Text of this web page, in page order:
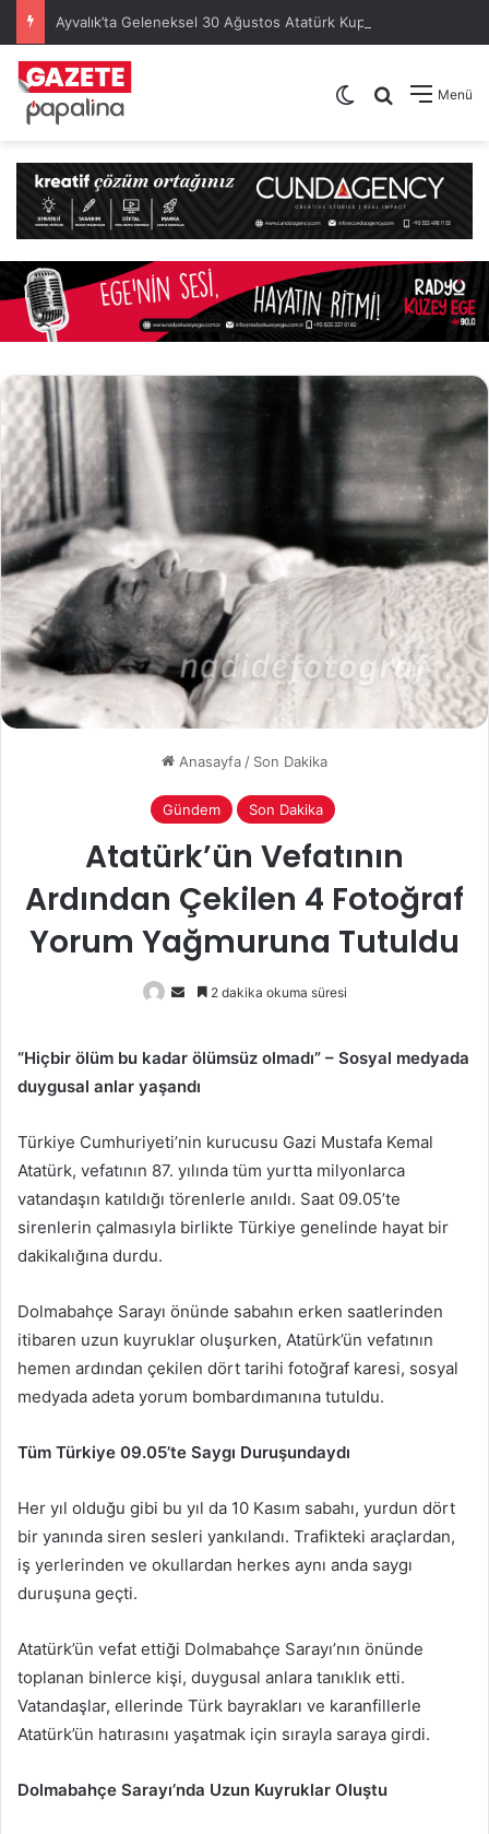
Menü
Arama yap
Dış görünümü
Anasayfa/ Son Dakika
Gündem Son Dakika
Atatürk’ün Vefatının
Ardından Çekilen 4 Fotoğraf
Yorum Yağmuruna Tutuldu
Bir
göndermek
2 dakika okuma süresi
“Hiçbir ölüm bu kadar ölümsüz olmadı” – Sosyal medyada
duygusal anlar yaşandı
Türkiye Cumhuriyeti’nin kurucusu Gazi Mustafa Kemal
Atatürk, vefatının 87. yılında tüm yurtta milyonlarca
vatandaşın katıldığı törenlerle anıldı. Saat 09.05’te
sirenlerin çalmasıyla birlikte Türkiye genelinde hayat bir
dakikalığına durdu.
Dolmabahçe Sarayı önünde sabahın erken saatlerinden
itibaren uzun kuyruklar oluşurken, Atatürk’ün vefatının
hemen ardından çekilen dört tarihi fotoğraf karesi, sosyal
medyada adeta yorum bombardımanına tutuldu.
Tüm Türkiye 09.05’te Saygı Duruşundaydı
Her yıl olduğu gibi bu yıl da 10 Kasım sabahı, yurdun dört
bir yanında siren sesleri yankılandı. Trafikteki araçlardan,
iş yerlerinden ve okullardan herkes aynı anda saygı
duruşuna geçti.
Atatürk’ün vefat ettiği Dolmabahçe Sarayı’nın önünde
toplanan binlerce kişi, duygusal anlara tanıklık etti.
Vatandaşlar, ellerinde Türk bayrakları ve karanfillerle
Atatürk’ün hatırasını yaşatmak için sırayla saraya girdi.
Dolmabahçe Sarayı’nda Uzun Kuyruklar Oluştu